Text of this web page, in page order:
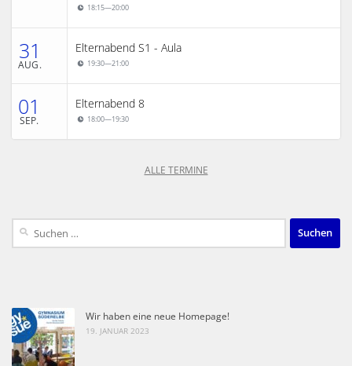
18:15—20:00
31
AUG.
Elternabend S1 - Aula
19:30—21:00
01
SEP.
Elternabend 8
18:00—19:30
ALLE TERMINE
Suchen
nach:
Wir haben eine neue Homepage!
19. JANUAR 2023